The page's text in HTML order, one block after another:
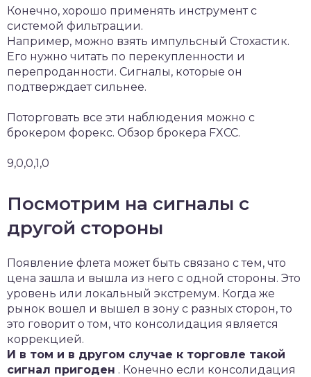
Конечно, хорошо применять инструмент с
системой фильтрации.
Например, можно взять импульсный Стохастик.
Его нужно читать по перекупленности и
перепроданности. Сигналы, которые он
подтверждает сильнее.
Поторговать все эти наблюдения можно с
брокером форекс. Обзор брокера FXCC.
9,0,0,1,0
Посмотрим на сигналы с
другой стороны
Появление флета может быть связано с тем, что
цена зашла и вышла из него с одной стороны. Это
уровень или локальный экстремум. Когда же
рынок вошел и вышел в зону с разных сторон, то
это говорит о том, что консолидация является
коррекцией.
И в том и в другом случае к торговле такой
сигнал пригоден . Конечно если консолидация